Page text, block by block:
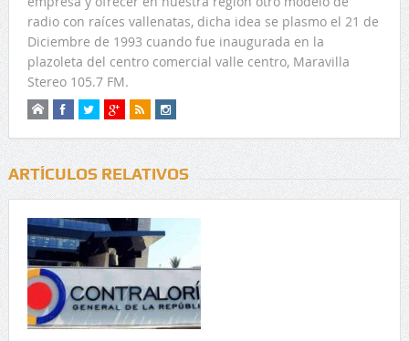
radio con raíces vallenatas, dicha idea se plasmo el 21 de
Diciembre de 1993 cuando fue inaugurada en la
plazoleta del centro comercial valle centro, Maravilla
Stereo 105.7 FM.
ARTÍCULOS RELATIVOS